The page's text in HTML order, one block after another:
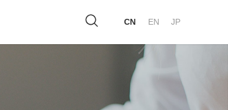
CN EN JP